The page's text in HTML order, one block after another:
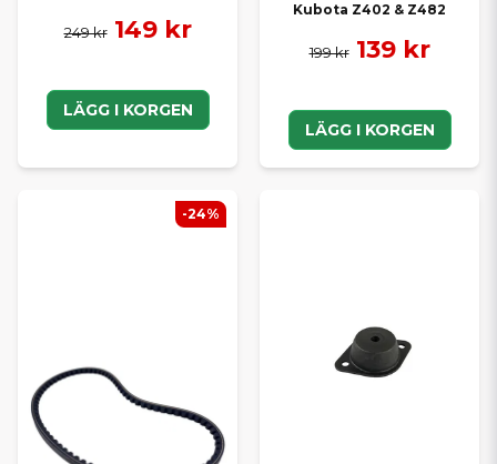
249 kr 149 kr
LÄGG I KORGEN
Kubota Z402 & Z482
199 kr 139 kr
LÄGG I KORGEN
-24%